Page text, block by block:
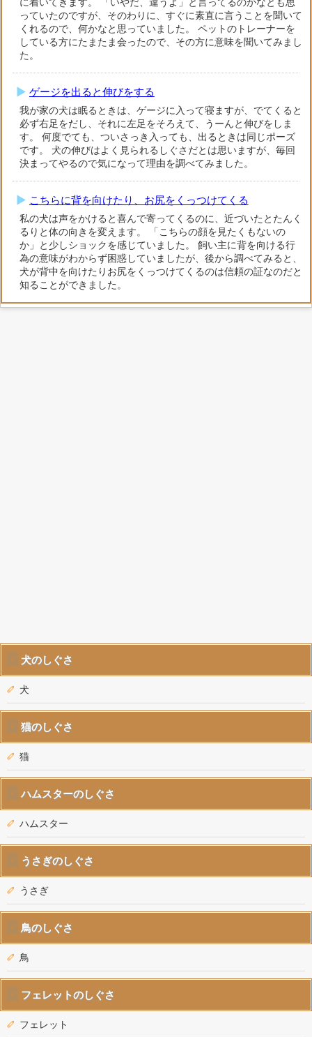
っていたのですが、そのわりに、すぐに素直に言うことを聞いて
くれるので、何かなと思っていました。 ペットのトレーナーを
している方にたまたま会ったので、その方に意味を聞いてみまし
た。
ゲージを出ると伸びをする
我が家の犬は眠るときは、ゲージに入って寝ますが、でてくると
必ず右足をだし、それに左足をそろえて、うーんと伸びをしま
す。 何度でても、ついさっき入っても、出るときは同じポーズ
です。 犬の伸びはよく見られるしぐさだとは思いますが、毎回
決まってやるので気になって理由を調べてみました。
こちらに背を向けたり、お尻をくっつけてくる
私の犬は声をかけると喜んで寄ってくるのに、近づいたとたんく
るりと体の向きを変えます。 「こちらの顔を見たくもないの
か」と少しショックを感じていました。 飼い主に背を向ける行
為の意味がわからず困惑していましたが、後から調べてみると、
犬が背中を向けたりお尻をくっつけてくるのは信頼の証なのだと
知ることができました。
犬のしぐさ
犬
猫のしぐさ
猫
ハムスターのしぐさ
ハムスター
うさぎのしぐさ
うさぎ
鳥のしぐさ
鳥
フェレットのしぐさ
フェレット